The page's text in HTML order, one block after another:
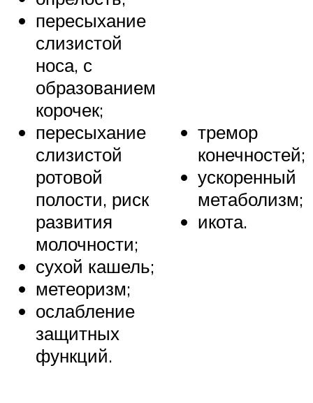
пересыхание
слизистой
носа, с
образованием
корочек;
пересыхание
слизистой
ротовой
полости, риск
развития
молочности;
сухой кашель;
метеоризм;
ослабление
защитных
функций.
тремор
конечностей;
ускоренный
метаболизм;
икота.